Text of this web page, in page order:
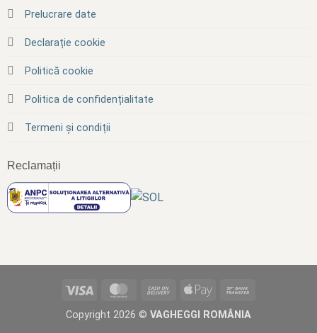
Prelucrare date
Declarație cookie
Politică cookie
Politica de confidențialitate
Termeni și condiții
Reclamații
Visa MasterCard
Cash
Delivery
Apple
Copyright 2026 © VAGHEGGI ROMÂNIA